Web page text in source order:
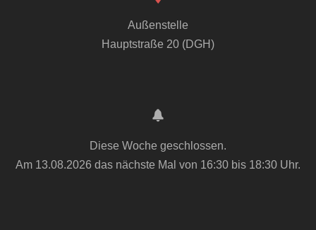
Außenstelle
Hauptstraße 20 (DGH)
Diese Woche geschlossen.
Am 13.08.2026 das nächste Mal von 16:30 bis 18:30 Uhr.